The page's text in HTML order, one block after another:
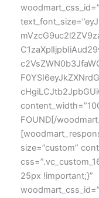
FOUND[/
size=”custom”
25px !important;}”